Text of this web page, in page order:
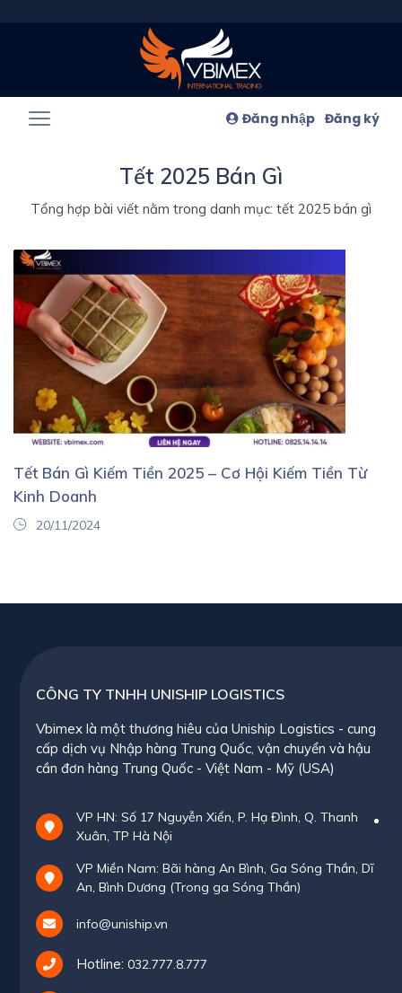
Đăng nhập Đăng ký
Tết 2025 Bán Gì
Tổng hợp bài viết nằm trong danh mục: tết 2025 bán gì
Tết Bán Gì Kiếm Tiền 2025 – Cơ Hội Kiếm Tiền Từ
Kinh Doanh
20/11/2024
CÔNG TY TNHH UNISHIP LOGISTICS
Vbimex là một thương hiêu của Uniship Logistics - cung
cấp dịch vụ Nhập hàng Trung Quốc, vận chuyển và hậu
cần đơn hàng Trung Quốc - Việt Nam - Mỹ (USA)
VP HN: Số 17 Nguyễn Xiển, P. Hạ Đình, Q. Thanh
Xuân, TP Hà Nội
VP Miền Nam: Bãi hàng An Bình, Ga Sóng Thần, Dĩ
An, Bình Dương (Trong ga Sóng Thần)
info@uniship.vn
Hotline: 032.777.8.777